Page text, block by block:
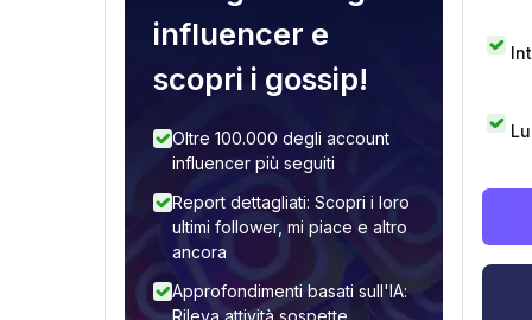
influencer e
scopri i gossip!
Oltre 100.000 degli account
influencer più seguiti
Report dettagliati: Scopri i loro
ultimi follower, mi piace e altro
ancora
Approfondimenti basati sull'IA:
Rileva attività sospette,